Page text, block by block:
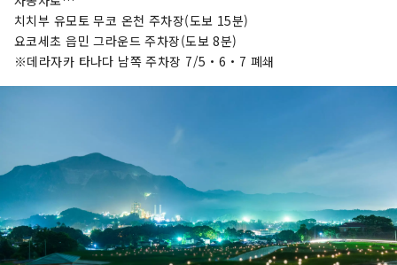
치치부 유모토 무코 온천 주차장(도보 15분)
요코세초 읍민 그라운드 주차장(도보 8분)
※데라자카 타나다 남쪽 주차장 7/5・6・7 폐쇄